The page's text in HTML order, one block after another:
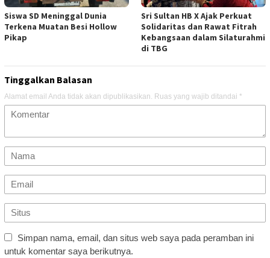
Siswa SD Meninggal Dunia
Terkena Muatan Besi Hollow
Pikap
Sri Sultan HB X Ajak Perkuat
Solidaritas dan Rawat Fitrah
Kebangsaan dalam Silaturahmi
di TBG
Tinggalkan Balasan
Alamat email Anda tidak akan dipublikasikan. Ruas yang wajib ditandai *
Simpan nama, email, dan situs web saya pada peramban ini
untuk komentar saya berikutnya.